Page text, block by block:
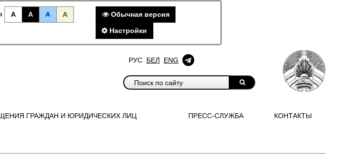
A A A A Обычная версия
Настройки
РУС БЕЛ ENG
ГРАЖДАН И ЮРИДИЧЕСКИХ ЛИЦ ПРЕСС-СЛУЖБА КОНТАКТЫ